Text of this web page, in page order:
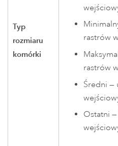
Typ
rozmiaru
komórki
rastrów
rastrów
Średni —
Ostatni